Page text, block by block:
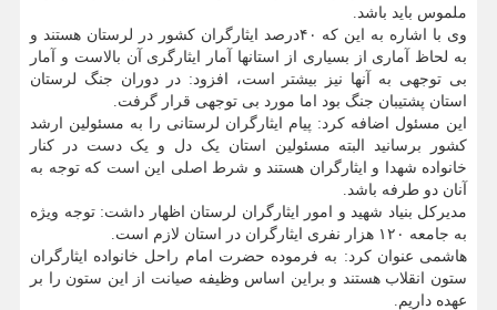
ملموس باید باشد.
وی با اشاره به این که ۴۰درصد ایثارگران کشور در لرستان هستند و
به لحاظ آماری از بسیاری از استانها آمار ایثارگری آن بالاست و آمار
بی توجهی به آنها نیز بیشتر است، افزود: در دوران جنگ لرستان
استان پشتیبان جنگ بود اما مورد بی توجهی قرار گرفت.
این مسئول اضافه کرد: پیام ایثارگران لرستانی را به مسئولین ارشد
کشور برسانید البته مسئولین استان یک دل و یک دست در کنار
خانواده شهدا و ایثارگران هستند و شرط اصلی این است که توجه به
آنان دو طرفه باشد.
مدیرکل بنیاد شهید و امور ایثارگران لرستان اظهار داشت: توجه ویژه
به جامعه ۱۲۰ هزار نفری ایثارگران در استان لازم است.
هاشمی عنوان کرد: به فرموده حضرت امام راحل خانواده ایثارگران
ستون انقلاب هستند و براین اساس وظیفه صیانت از این ستون را بر
عهده داریم.